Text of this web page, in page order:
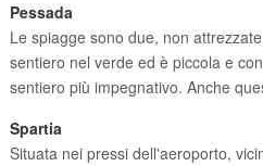
Pessada
Le spiagge sono due, non
sentiero nel verde ed è piccola e
sentiero più impegnativo. Anche
Spartia
Situata nei pressi dell'aeroporto,